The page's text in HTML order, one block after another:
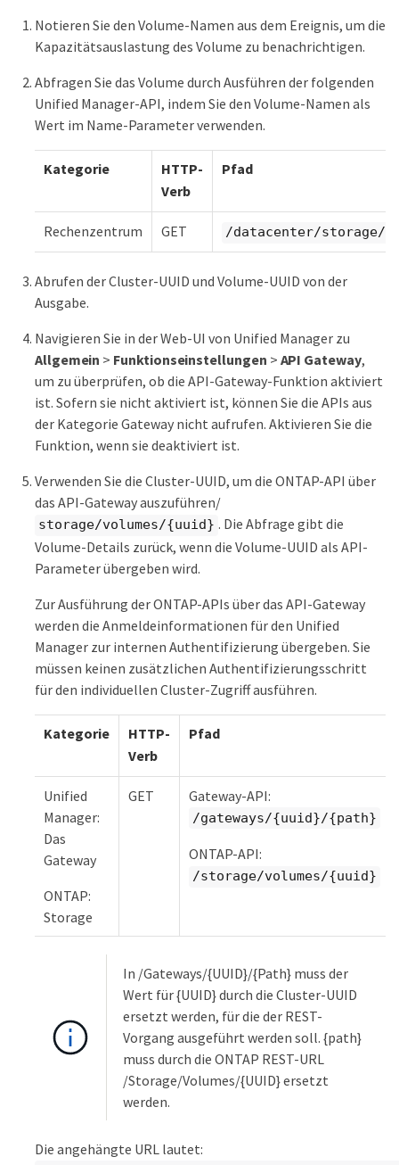
Notieren Sie den Volume-Namen aus dem Ereignis, um die
Kapazitätsauslastung des Volume zu benachrichtigen.
Abfragen Sie das Volume durch Ausführen der folgenden
Unified Manager-API, indem Sie den Volume-Namen als
Wert im Name-Parameter verwenden.
Kategorie
HTTP-
Verb
Pfad
Rechenzentrum GET /datacenter/storage/
Abrufen der Cluster-UUID und Volume-UUID von der
Ausgabe.
Navigieren Sie in der Web-UI von Unified Manager zu
Allgemein > Funktionseinstellungen > API Gateway,
um zu überprüfen, ob die API-Gateway-Funktion aktiviert
ist. Sofern sie nicht aktiviert ist, können Sie die APIs aus
der Kategorie Gateway nicht aufrufen. Aktivieren Sie die
Funktion, wenn sie deaktiviert ist.
Verwenden Sie die Cluster-UUID, um die ONTAP-API über
das API-Gateway auszuführen/
storage/volumes/{uuid} . Die Abfrage gibt die
Volume-Details zurück, wenn die Volume-UUID als API-
Parameter übergeben wird.
Zur Ausführung der ONTAP-APIs über das API-Gateway
werden die Anmeldeinformationen für den Unified
Manager zur internen Authentifizierung übergeben. Sie
müssen keinen zusätzlichen Authentifizierungsschritt
für den individuellen Cluster-Zugriff ausführen.
Kategorie
HTTP-
Verb
Pfad
Unified
Manager:
Das
Gateway
ONTAP:
Storage
GET Gateway-API:
/gateways/{uuid}/{path}
ONTAP-API:
/storage/volumes/{uuid}
In /Gateways/{UUID}/{Path} muss der
Wert für {UUID} durch die Cluster-UUID
ersetzt werden, für die der REST-
Vorgang ausgeführt werden soll. {path}
muss durch die ONTAP REST-URL
/Storage/Volumes/{UUID} ersetzt
werden.
Die angehängte URL lautet: